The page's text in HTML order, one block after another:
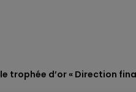
trophée d’or « Direction